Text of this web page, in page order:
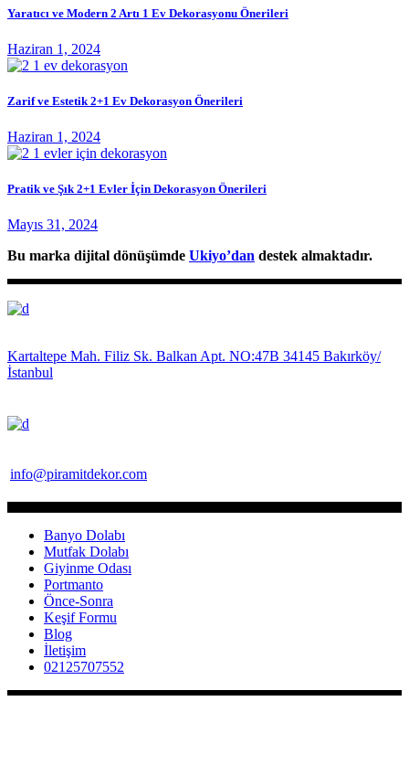
Yaratıcı ve Modern 2 Artı 1 Ev Dekorasyonu Önerileri
Haziran 1, 2024
Zarif ve Estetik 2+1 Ev Dekorasyon Önerileri
Haziran 1, 2024
Pratik ve Şık 2+1 Evler İçin Dekorasyon Önerileri
Mayıs 31, 2024
Bu marka dijital dönüşümde Ukiyo’dan destek almaktadır.
Kartaltepe Mah. Filiz Sk. Balkan Apt. NO:47B 34145 Bakırköy/
İstanbul
info@piramitdekor.com
Banyo Dolabı
Mutfak Dolabı
Giyinme Odası
Portmanto
Önce-Sonra
Keşif Formu
Blog
İletişim
02125707552